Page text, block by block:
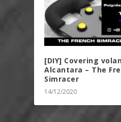
[DIY] Covering
Alcantara – The
Simracer
14/12/2020